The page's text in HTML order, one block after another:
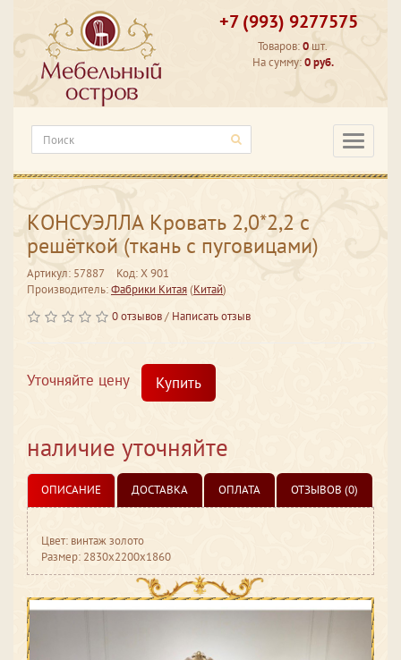
+7 (993) 9277575
Товаров:0 шт.
На сумму:0 руб.
КОНСУЭЛЛА Кровать 2,0*2,2 с
решёткой (ткань с пуговицами)
Артикул: 57887
Код: X 901
Производитель:Фабрики Китая(Китай)
0 отзывов/ Написать отзыв
Уточняйте цену Купить
наличие уточняйте
ОПИСАНИЕ ДОСТАВКА ОПЛАТА ОТЗЫВОВ (0)
Цвет: винтаж золото
Размер: 2830x2200x1860